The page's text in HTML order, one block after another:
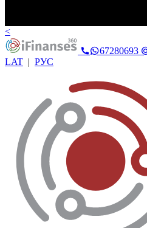
<
67280693
LAT | РУС